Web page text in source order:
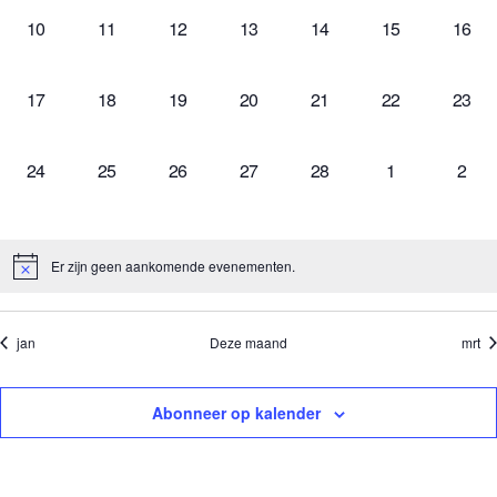
0
10
0
11
0
12
0
13
0
14
0
15
0
16
0
17
0
18
0
19
0
20
0
21
0
22
0
23
0
24
0
25
0
26
0
27
0
28
0
1
0
2
Er zijn geen aankomende evenementen.
jan Deze maand mrt
Abonneer op kalender